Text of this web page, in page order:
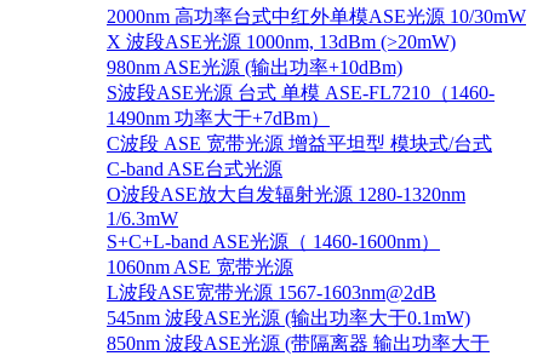
2000nm 高功率台式中红外单模ASE光源 10/30mW
X 波段ASE光源 1000nm, 13dBm (>20mW)
980nm ASE光源 (输出功率+10dBm)
S波段ASE光源 台式 单模 ASE-FL7210（1460-
1490nm 功率大于+7dBm）
C波段 ASE 宽带光源 增益平坦型 模块式/台式
C-band ASE台式光源
O波段ASE放大自发辐射光源 1280-1320nm
1/6.3mW
S+C+L-band ASE光源（ 1460-1600nm）
1060nm ASE 宽带光源
L波段ASE宽带光源 1567-1603nm@2dB
545nm 波段ASE光源 (输出功率大于0.1mW)
850nm 波段ASE光源 (带隔离器 输出功率大于